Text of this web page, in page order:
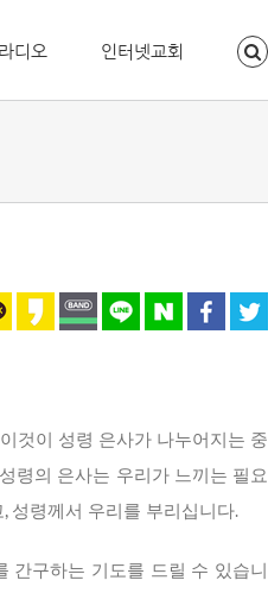
디오 인터넷교회
것이 성령 은사가 나누어지는 중
령의 은사는 우리가 느끼는 필요
성령께서 우리를 부리십니다.
간구하는 기도를 드릴 수 있습니